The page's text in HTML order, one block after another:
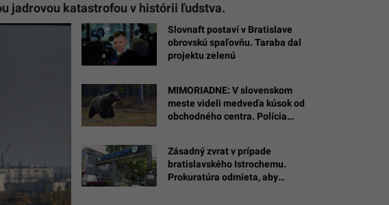
jadrovou katastrofou v histórii ľudstva.
Slovnaft postaví v Bratislave
obrovskú spaľovňu. Taraba dal
projektu zelenú
MIMORIADNE: V slovenskom
meste videli medveďa kúsok od
obchodného centra. Polícia
Zásadný zvrat v prípade
bratislavského Istrochemu.
Prokuratúra odmieta, aby